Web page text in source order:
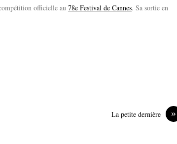
officielle au 78e Festival de Cannes. Sa sortie en
»
La petite dernière